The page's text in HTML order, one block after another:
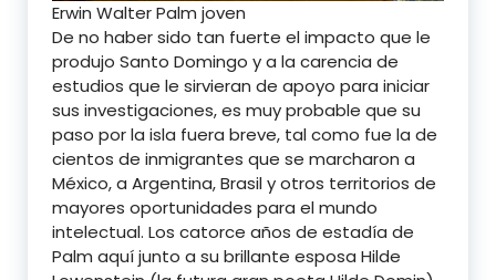
Erwin Walter Palm joven
De no haber sido tan fuerte el impacto que le
produjo Santo Domingo y a la carencia de
estudios que le sirvieran de apoyo para iniciar
sus investigaciones, es muy probable que su
paso por la isla fuera breve, tal como fue la de
cientos de inmigrantes que se marcharon a
México, a Argentina, Brasil y otros territorios de
mayores oportunidades para el mundo
intelectual. Los catorce años de estadía de
Palm aquí junto a su brillante esposa Hilde